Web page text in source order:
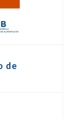
de